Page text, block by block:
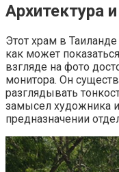
Архитектура
Этот храм в
как может
взгляде на фото
монитора. Он
разглядывать
замысел художника
предназначении